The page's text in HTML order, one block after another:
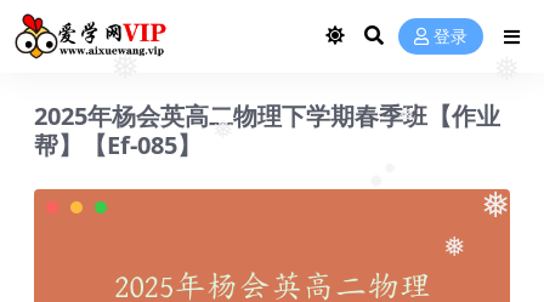
❅
❅
登录
2025年杨会英高二物理下学期春季班【作业
帮】【Ef-085】